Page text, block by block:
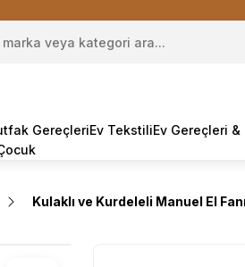
GereçleriEv TekstiliEv Gereçleri
Kulaklı ve Kurdeleli Manuel El Fanı